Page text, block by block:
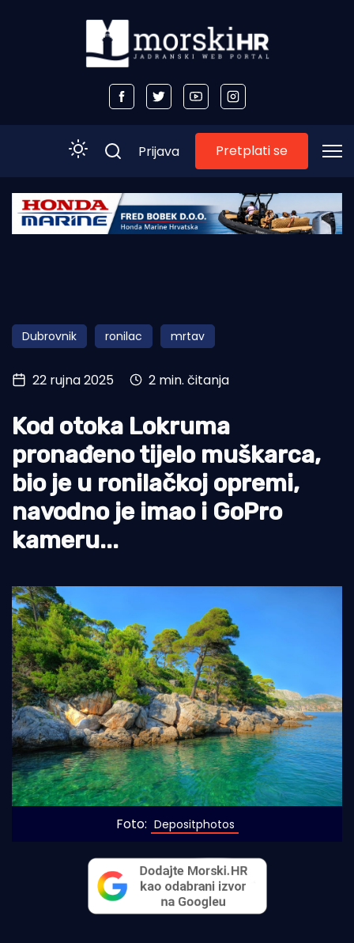
Početna
Obala
Otoci
Turizam i nautika
Pomorstvo
Ribolov
Ekologija
Tradicija i kultura
Prijava Pretplati se
Dubrovnik ronilac mrtav
22 rujna 2025 2 min. čitanja
Kod otoka Lokruma
pronađeno tijelo muškarca,
bio je u ronilačkoj opremi,
navodno je imao i GoPro
kameru...
Foto: Depositphotos